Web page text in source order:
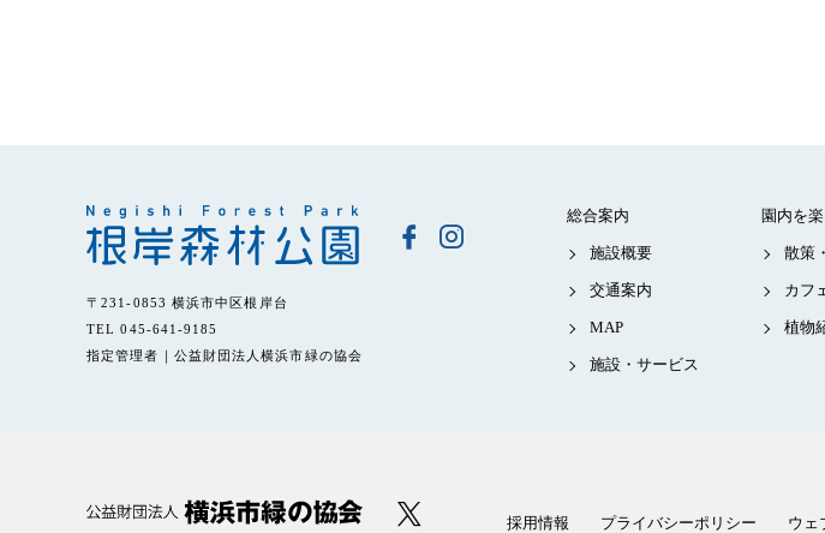
〒231-0853 横浜市中区根岸台
TEL 045-641-9185
指定管理者｜公益財団法人横浜市緑の協会
総合案内
施設概要
交通案内
MAP
施設・サービス
園内を
散策
カフ
植物
採用情報 プライバシーポリシー ウェ